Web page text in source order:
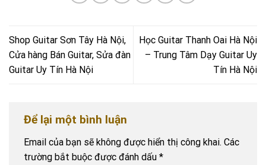
Shop Guitar Sơn Tây Hà Nội,
Cửa hàng Bán Guitar, Sửa đàn
Guitar Uy Tín Hà Nội
Học Guitar Thanh Oai Hà Nội
– Trung Tâm Dạy Guitar Uy
Tín Hà Nội
Để lại một bình luận
Email của bạn sẽ không được hiển thị công khai. Các
trường bắt buộc được đánh dấu *